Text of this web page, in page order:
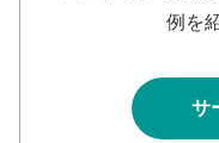
例を
サ